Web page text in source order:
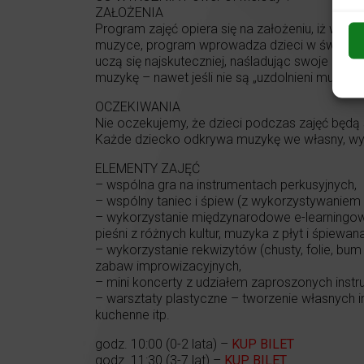
ZAŁOŻENIA
Program zajęć opiera się na założeniu, iż
muzyce, program wprowadza dzieci w świat
uczą się najskuteczniej, naśladując swoje
muzykę – nawet jeśli nie są „uzdolnieni
OCZEKIWANIA
Nie oczekujemy, że dzieci podczas zajęć
Każde dziecko odkrywa muzykę we własny,
ELEMENTY ZAJĘĆ
– wspólna gra na instrumentach perkusyjnych,
– wspólny taniec i śpiew (z
– wykorzystanie międzynarodowe e-
pieśni z różnych kultur, muzyka z płyt i
– wykorzystanie rekwizytów (chusty, folie,
zabaw improwizacyjnych,
– mini koncerty z udziałem zaproszonych
– warsztaty plastyczne – tworzenie własnych
kuchenne itp.
godz. 10:00 (0-2 lata) – KUP BILET
godz. 11:30 (3-7 lat) – KUP BILET